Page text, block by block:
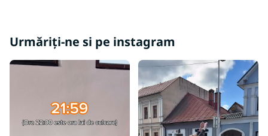
Covoare crem
Covoare mov
Covoare portocalii
Covoare 60x120
Covoare 80x150
Covoare 80x200
Urmăriți-ne si pe instagram